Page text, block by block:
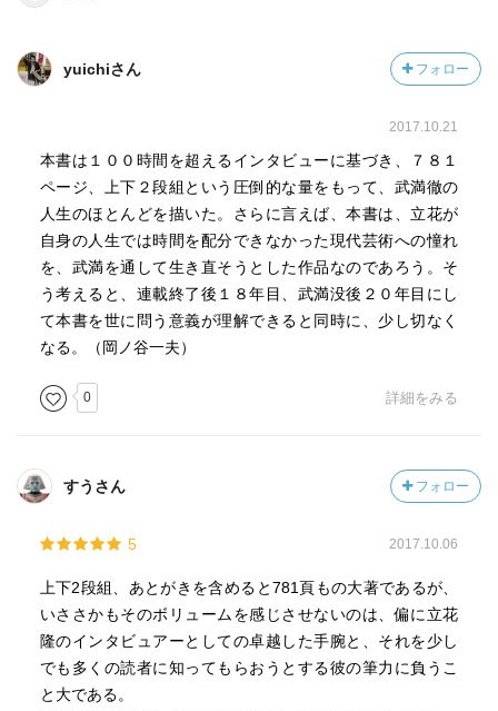
yuichiさん フォロー
2017.10.21
本書は１００時間を超えるインタビューに基づき、７８１
ページ、上下２段組という圧倒的な量をもって、武満徹の
人生のほとんどを描いた。さらに言えば、本書は、立花が
自身の人生では時間を配分できなかった現代芸術への憧れ
を、武満を通して生き直そうとした作品なのであろう。そ
う考えると、連載終了後１８年目、武満没後２０年目にし
て本書を世に問う意義が理解できると同時に、少し切なく
なる。（岡ノ谷一夫）
0 詳細をみる
すうさん フォロー
5 2017.10.06
上下2段組、あとがきを含めると781頁もの大著であるが、
いささかもそのボリュームを感じさせないのは、偏に立花
隆のインタビュアーとしての卓越した手腕と、それを少し
でも多くの読者に知ってもらおうとする彼の筆力に負うこ
と大である。